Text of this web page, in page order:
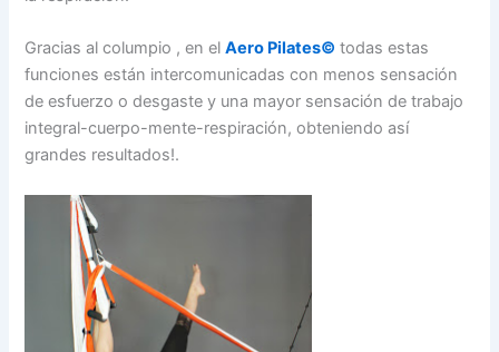
Gracias al columpio , en elAero Pilates© todas estas
funciones están intercomunicadas con menos sensación
de esfuerzo o desgaste y una mayor sensación de trabajo
integral-cuerpo-mente-respiración, obteniendo así
grandes resultados!.